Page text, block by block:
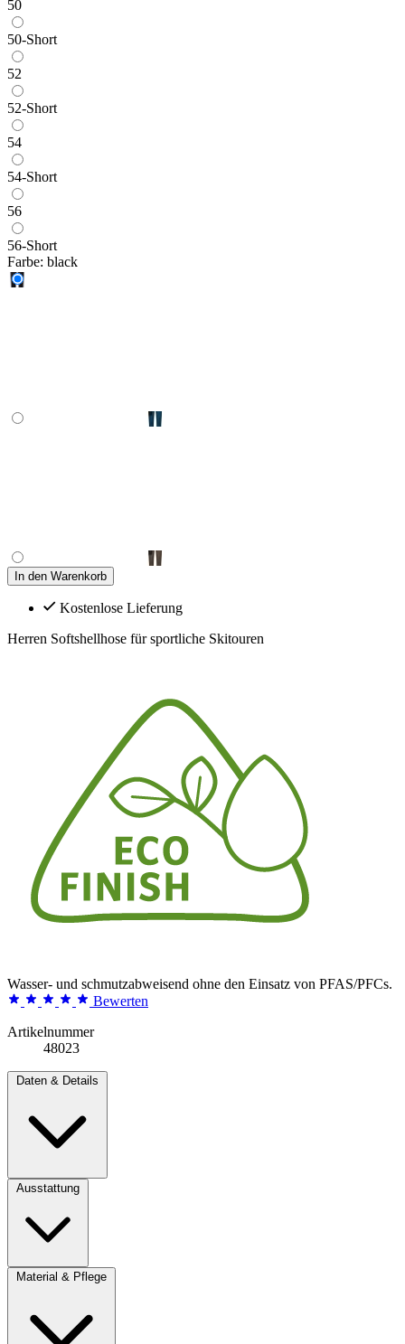
50
50-Short
52
52-Short
54
54-Short
56
56-Short
Farbe: black
In den Warenkorb
Kostenlose Lieferung
Herren Softshellhose für sportliche Skitouren
Wasser- und schmutzabweisend ohne den Einsatz von PFAS/PFCs.
Bewerten
Artikelnummer
48023
Daten & Details
Ausstattung
Material & Pflege